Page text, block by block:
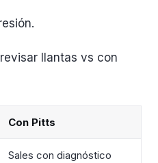
llantas vs con
Con Pitts
Sales con diagnóstico